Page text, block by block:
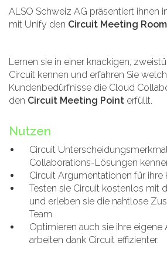
ALSO Schweiz AG präsentiert ihnen
mit Unify den Circuit Meeting Room
Lernen sie in einer knackigen,
Circuit kennen und erfahren Sie
Kundenbedürfnisse die Cloud
den Circuit Meeting Point erfüllt.
Nutzen
Circuit
Collaborations-Lösungen
Circuit Argumentationen für ihre
Testen sie Circuit kostenlos mit
und erleben sie die nahtlose
Team.
Optimieren auch sie ihre
arbeiten dank Circuit effizienter.